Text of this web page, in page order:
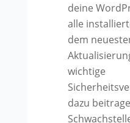
deine
alle
dem
wichtige
dazu